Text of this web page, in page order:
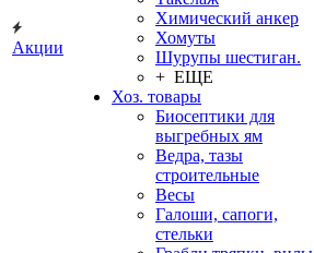
Акции
Химический анкер
Хомуты
Шурупы шестиган.
+ ЕЩЕ
Хоз. товары
Биосептики для
выгребных ям
Ведра, тазы
строительные
Весы
Галоши, сапоги,
стельки